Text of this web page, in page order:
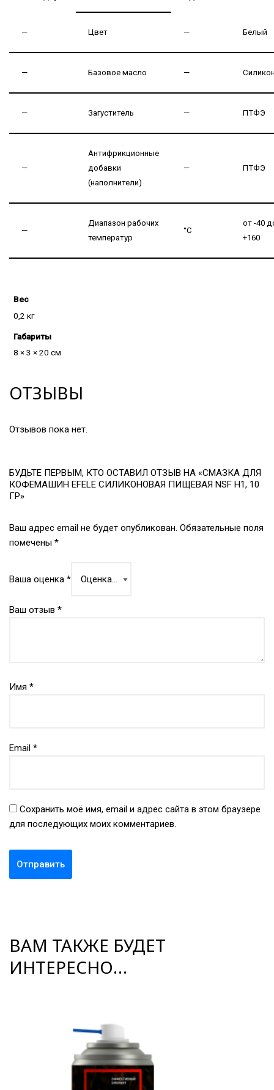
— Цвет — Белый
— Базовое масло —
— Загуститель — ПТФЭ
—
Антифрикционные
добавки
(наполнители)
— ПТФЭ
—
Диапазон рабочих
температур
°С
от -40
+160
Вес
0,2 кг
Габариты
8 × 3 × 20 см
ОТЗЫВЫ
Отзывов пока нет.
БУДЬТЕ ПЕРВЫМ, КТО ОСТАВИЛ ОТЗЫВ НА «СМАЗКА ДЛЯ
КОФЕМАШИН EFELE СИЛИКОНОВАЯ ПИЩЕВАЯ NSF H1, 10
ГР»
Ваш адрес email не будет опубликован. Обязательные поля
помечены *
Ваша оценка *
Ваш отзыв *
Имя *
Email *
Сохранить моё имя, email и адрес сайта в этом браузере
для последующих моих комментариев.
ВАМ ТАКЖЕ БУДЕТ
ИНТЕРЕСНО…